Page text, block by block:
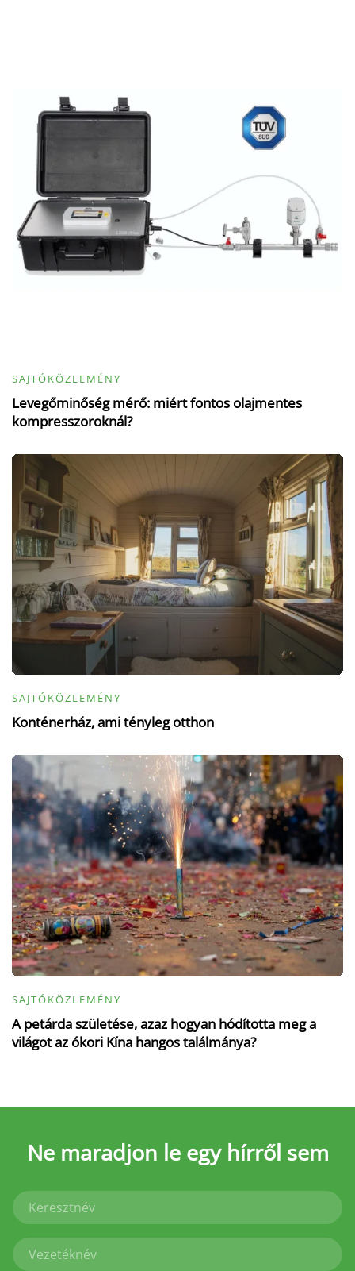
SAJTÓKÖZLEMÉNY
Levegőminőség mérő: miért fontos olajmentes
kompresszoroknál?
SAJTÓKÖZLEMÉNY
Konténerház, ami tényleg otthon
SAJTÓKÖZLEMÉNY
A petárda születése, azaz hogyan hódította meg a
világot az ókori Kína hangos találmánya?
Ne maradjon le egy hírről sem